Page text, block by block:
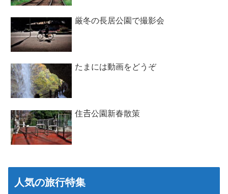
厳冬の長居公園で撮影会
たまには動画をどうぞ
住𠮷公園新春散策
人気の旅行特集